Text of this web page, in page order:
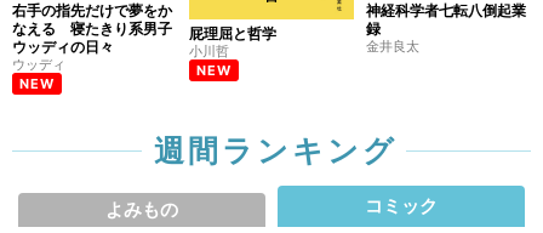
右手の指先だけで夢をか
なえる 寝たきり系男子
ウッディの日々
ウッディ
NEW
屁理屈と哲学
小川哲
NEW
神経科学者七転八倒起業
録
金井良太
週間ランキング
よみもの コミック